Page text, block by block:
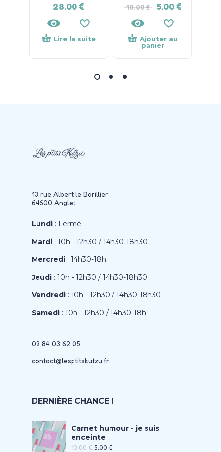
28.00€
Lire la suite
10.00€ 5.00€
Ajouter au
panier
13 rue Albert le Barillier
64600 Anglet
Lundi : Fermé
Mardi : 10h - 12h30 / 14h30-18h30
Mercredi : 14h30-18h
Jeudi : 10h - 12h30 / 14h30-18h30
Vendredi : 10h - 12h30 / 14h30-18h30
Samedi : 10h - 12h30 / 14h30-18h
09 84 03 62 05
contact@lesptitskutzu.fr
DERNIÈRE CHANCE !
Carnet humour - je suis
enceinte
10.00€ 5.00 €